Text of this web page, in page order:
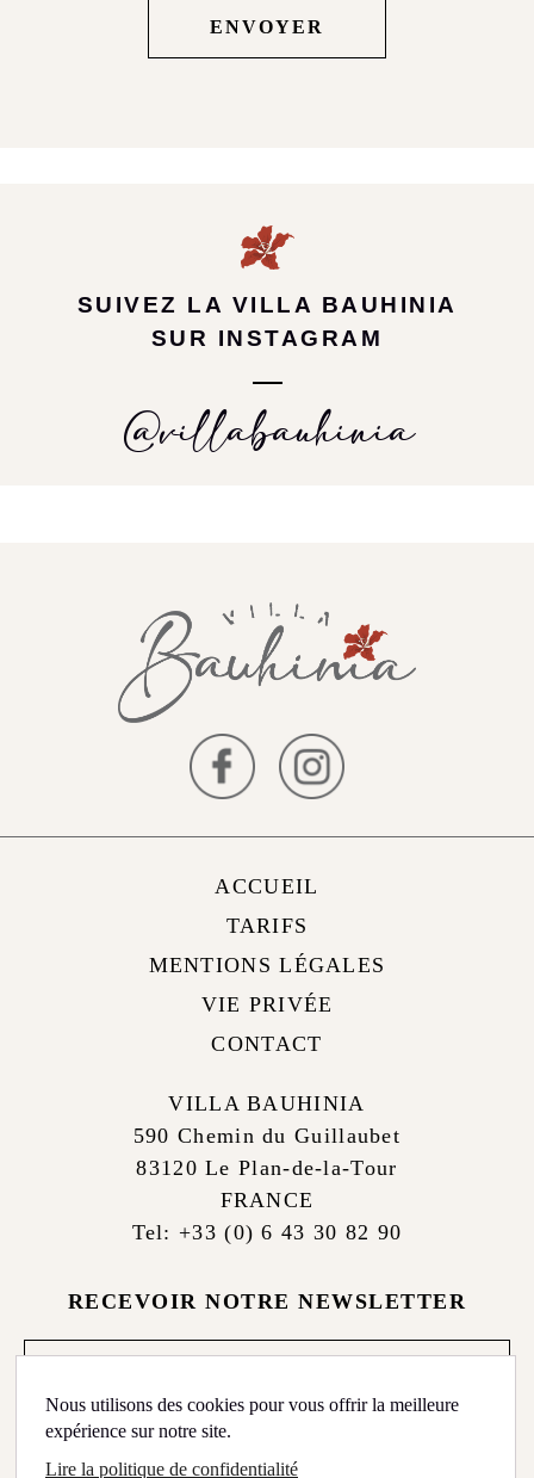
ENVOYER
SUIVEZ LA VILLA BAUHINIA
SUR INSTAGRAM
@villabauhinia
ACCUEIL
TARIFS
MENTIONS LÉGALES
VIE PRIVÉE
CONTACT
VILLA BAUHINIA
590 Chemin du Guillaubet
83120 Le Plan-de-la-Tour
FRANCE
Tel: +33 (0) 6 43 30 82 90
RECEVOIR NOTRE NEWSLETTER
ENVOYER
Nous utilisons des cookies pour vous offrir la meilleure
expérience sur notre site.
Lire la politique de confidentialité